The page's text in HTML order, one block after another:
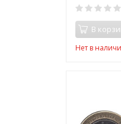
В
Нет в